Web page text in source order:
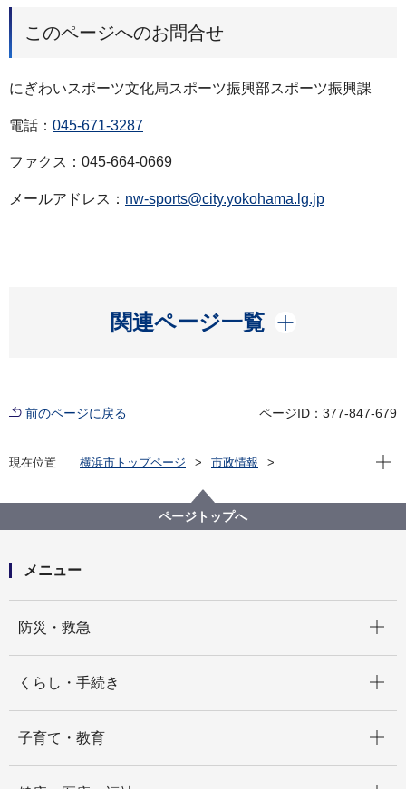
このページへのお問合せ
にぎわいスポーツ文化局スポーツ振興部スポーツ振興課
電話： 045-671-3287
ファクス：045-664-0669
メールアドレス： nw-sports@city.yokohama.lg.jp
関連ページ一覧
開く
前のページに戻る ページID：377-847-679
現在位置 横浜市トップページ
市政情報
横浜元気!!スポーツ・レクリエーションフェスティバル
2022 中央イベント開催！
現在
ページトップへ
メニュー
防災・救急
くらし・手続き
子育て・教育